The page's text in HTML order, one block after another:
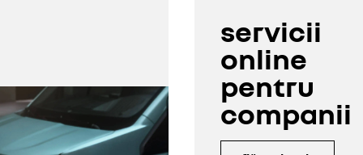
servicii
online
pentru
companii